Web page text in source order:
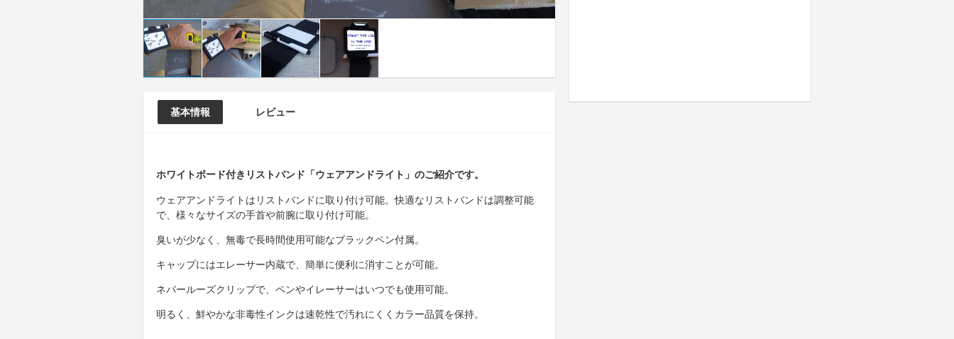
基本情報 レビュー
ホワイトボード付きリストバンド「ウェアアンドライト」のご紹介です。
ウェアアンドライトはリストバンドに取り付け可能。快適なリストバンドは調整可能
で、様々なサイズの手首や前腕に取り付け可能。
臭いが少なく、無毒で長時間使用可能なブラックペン付属。
キャップにはエレーサー内蔵で、簡単に便利に消すことが可能。
ネバールーズクリップで、ペンやイレーサーはいつでも使用可能。
明るく、鮮やかな非毒性インクは速乾性で汚れにくくカラー品質を保持。